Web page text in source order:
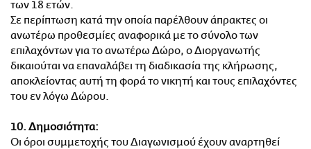
των 18 ετών.
Σε περίπτωση κατά την οποία παρέλθουν άπρακτες οι
ανωτέρω προθεσμίες αναφορικά με το σύνολο των
επιλαχόντων για το ανωτέρω Δώρο, ο Διοργανωτής
δικαιούται να επαναλάβει τη διαδικασία της κλήρωσης,
αποκλείοντας αυτή τη φορά το νικητή και τους επιλαχόντες
του εν λόγω Δώρου.
10. Δημοσιότητα:
Οι όροι συμμετοχής του Διαγωνισμού έχουν αναρτηθεί